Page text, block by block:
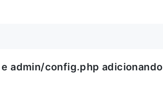
admin/config.php adicionando